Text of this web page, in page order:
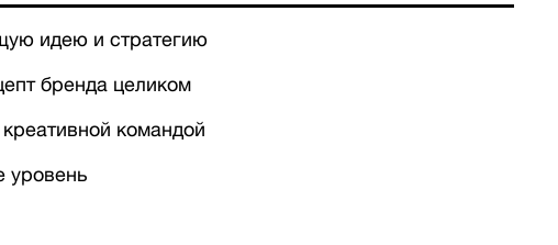
идею и стратегию
бренда целиком
командой
уровень